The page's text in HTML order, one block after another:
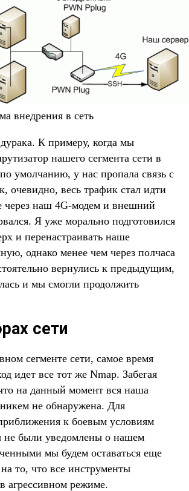
внедрения в сеть
К примеру, когда мы
нашего сегмента сети в
умолчанию, у нас пропала связь с
очевидно, весь трафик стал идти
через наш 4G-модем и внешний
Я уже морально подготовился
и перенастраивать наше
однако менее чем через полчаса
вернулись к предыдущим,
и мы смогли продолжить
сети
сегменте сети, самое время
идет все тот же Nmap. Забегая
на данный момент вся наша
не обнаружена. Для
к боевым условиям
не были уведомлены о нашем
мы будем оставаться еще
то, что все инструменты
агрессивном режиме.